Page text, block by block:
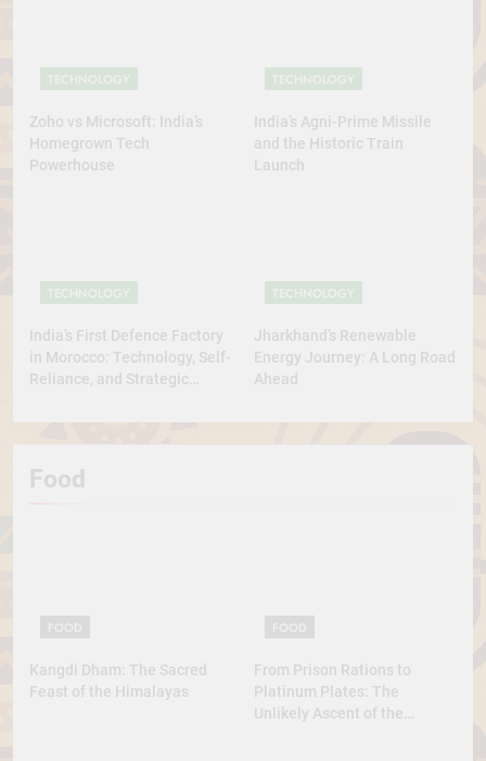
TECHNOLOGY
Zoho vs Microsoft: India’s
Homegrown Tech
Powerhouse
TECHNOLOGY
India’s Agni-Prime Missile
and the Historic Train
Launch
TECHNOLOGY
India’s First Defence Factory
in Morocco: Technology, Self-
Reliance, and Strategic
TECHNOLOGY
Jharkhand’s Renewable
Energy Journey: A Long Road
Ahead
Food
Kangdi Dham: The Sacred
Feast of the Himalayas
From Prison Rations to
Platinum Plates: The
Unlikely Ascent of the